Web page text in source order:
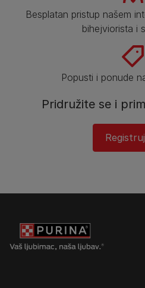
Besplatan pristup našem
bihejviorista i
Popusti i ponude
Pridružite se i